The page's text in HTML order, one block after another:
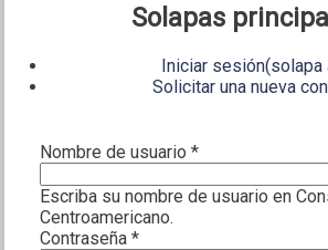
Solapas
Iniciar sesión(solapa
Solicitar una nueva
Nombre de usuario*
Escriba su nombre de usuario en
Centroamericano.
Contraseña*